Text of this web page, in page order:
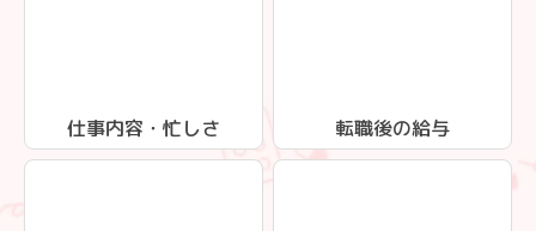
仕事内容・忙しさ 転職後の給与